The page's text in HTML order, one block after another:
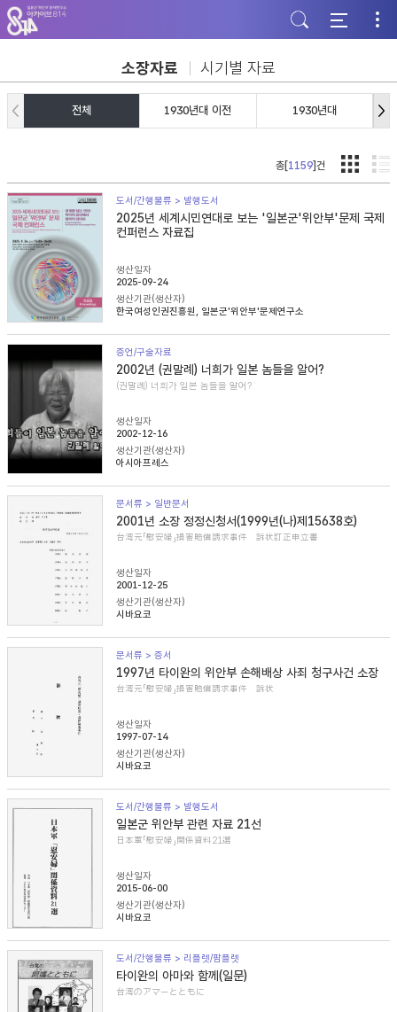
주
메
뉴
가
기
본
문
바
기
하
단
바
기
소장자료 시기별 자료
전체 1930년대 이전 1930년대
총[1159]건
도서/간행물류 > 발행도서
2025년 세계시민연대로 보는 '일본군'위안부'문제 국제
컨퍼런스 자료집
생산일자
2025-09-24
생산기관(생산자)
한국여성인권진흥원, 일본군'위안부'문제연구소
증언/구술자료
2002년 (권말례) 너희가 일본 놈들을 알어?
(권말례) 너희가 일본 놈들을 알어?
생산일자
2002-12-16
생산기관(생산자)
아시아프레스
문서류 > 일반문서
2001년 소장 정정신청서(1999년(나)제15638호)
台湾元「慰安婦」損害賠償請求事件 訴状訂正申立書
생산일자
2001-12-25
생산기관(생산자)
시바요코
문서류 > 증서
1997년 타이완의 위안부 손해배상 사죄 청구사건 소장
台湾元「慰安婦」損害賠償請求事件 訴状
생산일자
1997-07-14
생산기관(생산자)
시바요코
도서/간행물류 > 발행도서
일본군 위안부 관련 자료 21선
日本軍「慰安婦」関係資料21選
생산일자
2015-06-00
생산기관(생산자)
시바요코
도서/간행물류 > 리플렛/팜플렛
타이완의 아마와 함께(일문)
台湾のアマーとともに